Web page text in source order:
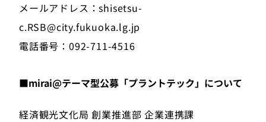
メールアドレス：shisetsu-
c.RSB@city.fukuoka.lg.jp
電話番号：092-711-4516
■mirai@テーマ型公募「プラントテック」について
経済観光文化局 創業推進部 企業連携課